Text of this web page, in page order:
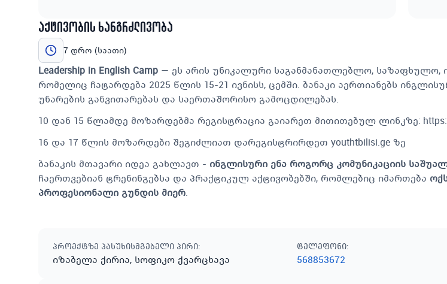
აქტივობის ხანგრძლივობა
7 დრო (საათი)
Leadership in English Camp — ეს არის უნიკალური საგანმანათლებლო, საზაფხულო,
რომელიც ჩატარდება 2025 წლის 15-21 ივნისს, ცემში. ბანაკი აერთიანებს
უნარების განვითარებას და საერთაშორისო გამოცდილებას.
10 დან 15 წლამდე მოზარდებმა რეგისტრაცია გაიარეთ მითითებულ ლინკზე:
16 და 17 წლის მოზარდები შეგიძლიათ დარეგისტრირდეთ youthtbilisi.ge ზე
ბანაკის მთავარი იდეა გახლავთ - ინგლისური ენა როგორც კომუნიკაციის
ჩაერთვებიან ტრენინგებსა და პრაქტიკულ აქტივობებში, რომლებიც იმართება
პროფესიონალი გუნდის მიერ.
პროექტზე პასუხისმგებელი პირი:
იზაბელა ქირია, სოფიკო ქვარცხავა
ტელეფონი:
568853672